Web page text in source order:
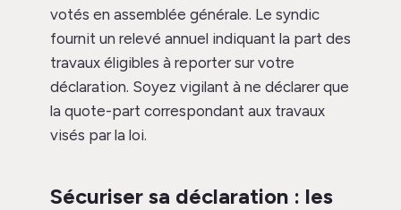
votés en assemblée générale. Le syndic
fournit un relevé annuel indiquant la part des
travaux éligibles à reporter sur votre
déclaration. Soyez vigilant à ne déclarer que
la quote-part correspondant aux travaux
visés par la loi.
Sécuriser sa déclaration : les